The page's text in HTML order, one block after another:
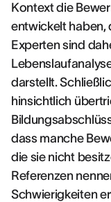
Kontext die
entwickelt haben,
Experten sind
darstellt.
hinsichtlich
dass manche
die sie nicht
Referenzen
Schwierigkeiten